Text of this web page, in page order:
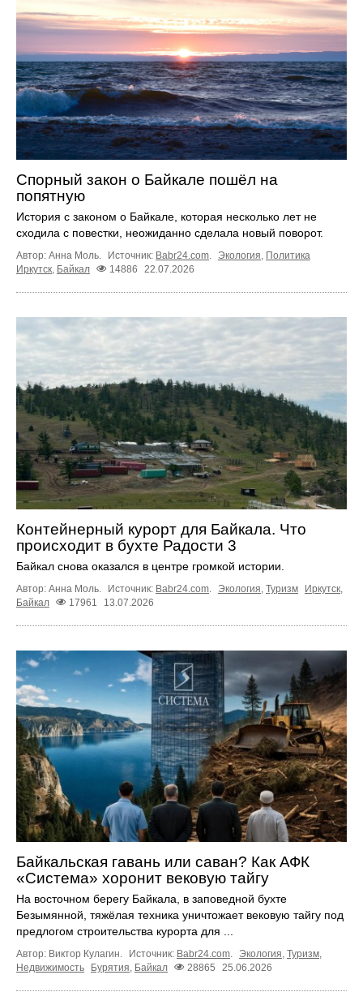
Спорный закон о Байкале пошёл на
попятную
История с законом о Байкале, которая несколько лет не
сходила с повестки, неожиданно сделала новый поворот.
Автор: Анна Моль. Источник: Babr24.com. Экология, Политика
Иркутск, Байкал 14886 22.07.2026
Контейнерный курорт для Байкала. Что
происходит в бухте Радости 3
Байкал снова оказался в центре громкой истории.
Автор: Анна Моль. Источник: Babr24.com Экология Туризм Иркутск
Байкал
17961 13.07.2026
Байкальская гавань или саван? Как АФК
«Система» хоронит вековую тайгу
На восточном берегу Байкала, в заповедной бухте
Безымянной, тяжёлая техника уничтожает вековую тайгу под
предлогом строительства курорта для ...
Автор: Виктор Кулагин. Источник: Babr24.com. Экология, Туризм,
Недвижимость
Бурятия, Байкал 28865 25.06.2026